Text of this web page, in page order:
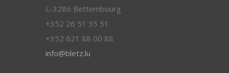
L-3286 Bettembourg
+352 26 51 35 51
+352 621 88 00 88
info@bletz.lu